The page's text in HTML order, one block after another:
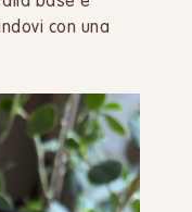
con una